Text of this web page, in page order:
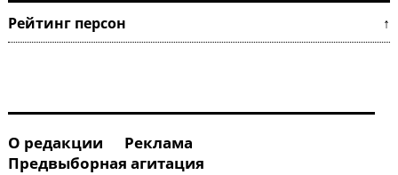
Рейтинг персон ↑
О редакции
Реклама
Предвыборная агитация